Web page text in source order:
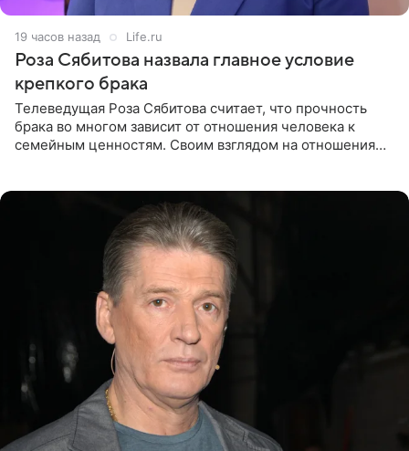
19 часов назад Life.ru
Роза Сябитова назвала главное условие
крепкого брака
Телеведущая Роза Сябитова считает, что прочность
брака во многом зависит от отношения человека к
семейным ценностям. Своим взглядом на отношения